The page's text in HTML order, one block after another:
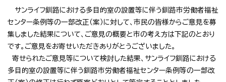
サンライフ釧路における多目的室の設置等に伴う釧路市労働者福祉
センター条例等の一部改正（案）に対して、市民の皆様からご意見を募
集しました結果について、ご意見の概要と市の考え方は下記のとおり
です。ご意見をお寄せいただきありがとうございました。
寄せられたご意見等について検討した結果、サンライフ釧路における
多目的室の設置等に伴う釧路市労働者福祉センター条例等の一部改